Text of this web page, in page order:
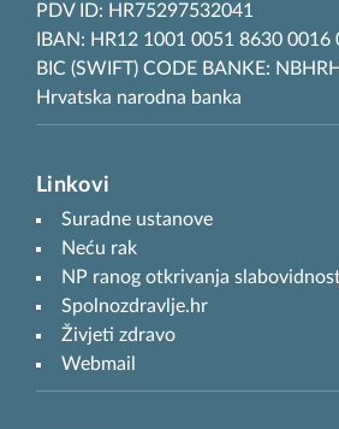
PDV ID: HR75297532041
IBAN: HR12 1001 0051 8630 0016
BIC (SWIFT) CODE BANKE:
Hrvatska narodna banka
Linkovi
Suradne ustanove
Neću rak
NP ranog otkrivanja
Spolnozdravlje.hr
Živjeti zdravo
Webmail